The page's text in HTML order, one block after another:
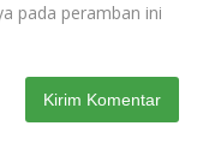
pada peramban ini